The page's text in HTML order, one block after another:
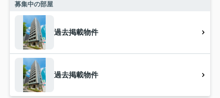
募集中の部屋
過去掲載物件
過去掲載物件